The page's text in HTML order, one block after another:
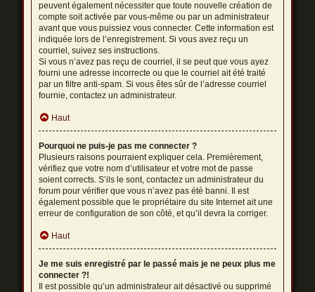
peuvent également nécessiter que toute nouvelle création de
compte soit activée par vous-même ou par un administrateur
avant que vous puissiez vous connecter. Cette information est
indiquée lors de l’enregistrement. Si vous avez reçu un
courriel, suivez ses instructions.
Si vous n’avez pas reçu de courriel, il se peut que vous ayez
fourni une adresse incorrecte ou que le courriel ait été traité
par un filtre anti-spam. Si vous êtes sûr de l’adresse courriel
fournie, contactez un administrateur.
Haut
Pourquoi ne puis-je pas me connecter ?
Plusieurs raisons pourraient expliquer cela. Premièrement,
vérifiez que votre nom d’utilisateur et votre mot de passe
soient corrects. S’ils le sont, contactez un administrateur du
forum pour vérifier que vous n’avez pas été banni. Il est
également possible que le propriétaire du site Internet ait une
erreur de configuration de son côté, et qu’il devra la corriger.
Haut
Je me suis enregistré par le passé mais je ne peux plus me
connecter ?!
Il est possible qu’un administrateur ait désactivé ou supprimé